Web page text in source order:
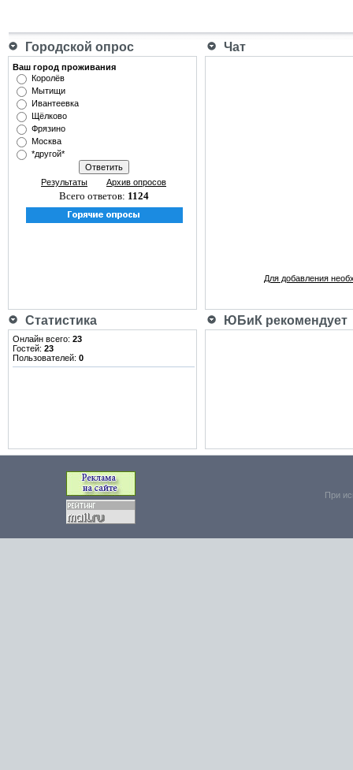
Городской опрос Чат
Ваш город проживания
Королёв
Мытищи
Ивантеевка
Щёлково
Фрязино
Москва
*другой*
Результаты Архив опросов
Всего ответов: 1124
Для добавления
Статистика ЮБиК рекомендует
Онлайн всего: 23
Гостей: 23
Пользователей: 0
При